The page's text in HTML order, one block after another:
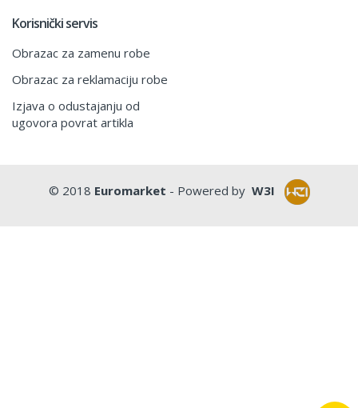
Korisnički servis
Obrazac za zamenu robe
Obrazac za reklamaciju robe
Izjava o odustajanju od
ugovora povrat artikla
© 2018 Euromarket - Powered by W3I